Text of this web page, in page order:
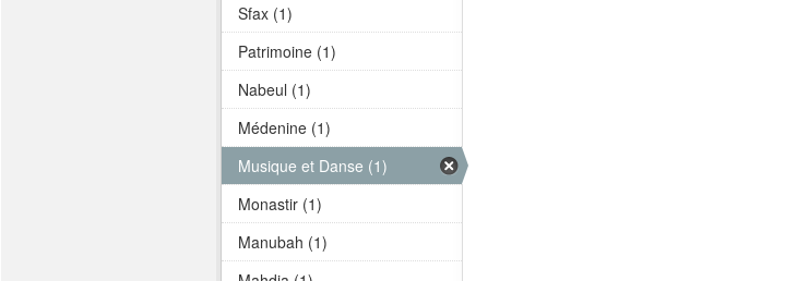
Sfax (1)
Patrimoine (1)
Nabeul (1)
Médenine (1)
Musique et Danse (1)
Monastir (1)
Manubah (1)